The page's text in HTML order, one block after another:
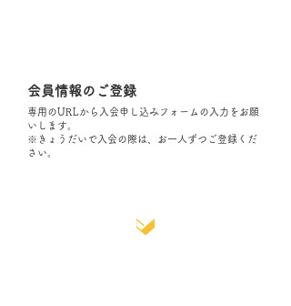
会員情報のご登録
専用のURLから入会申し込みフォームの入力をお願
いします。
​※きょうだいで入会の際は、お一人ずつご登録くだ
さい。